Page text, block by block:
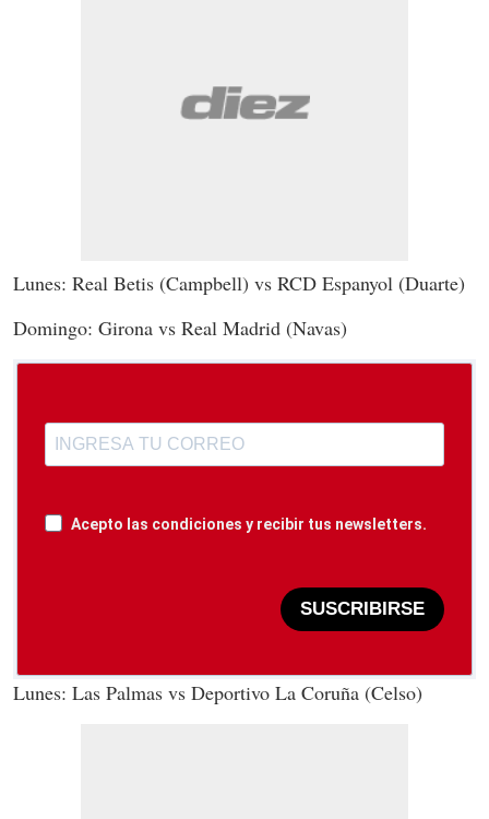
Lunes: Real Betis (Campbell) vs RCD Espanyol (Duarte)
Domingo: Girona vs Real Madrid (Navas)
Acepto las condiciones y recibir tus newsletters.
SUSCRIBIRSE
Lunes: Las Palmas vs Deportivo La Coruña (Celso)